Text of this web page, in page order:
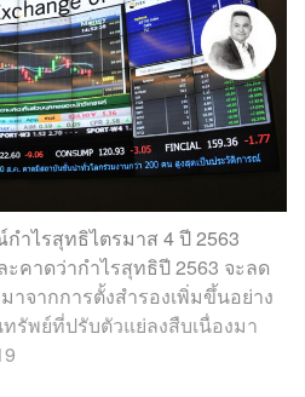
ไรสุทธิไตรมาส 4 ปี 2563
คาดว่ากำไรสุทธิปี 2563 จะลด
าจากการตั้งสำรองเพิ่มขึ้นอย่าง
รัพย์ที่ปรับตัวแย่ลงสืบเนื่องมา